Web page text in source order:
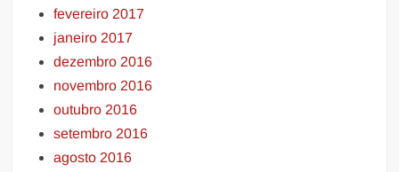
fevereiro 2017
janeiro 2017
dezembro 2016
novembro 2016
outubro 2016
setembro 2016
agosto 2016